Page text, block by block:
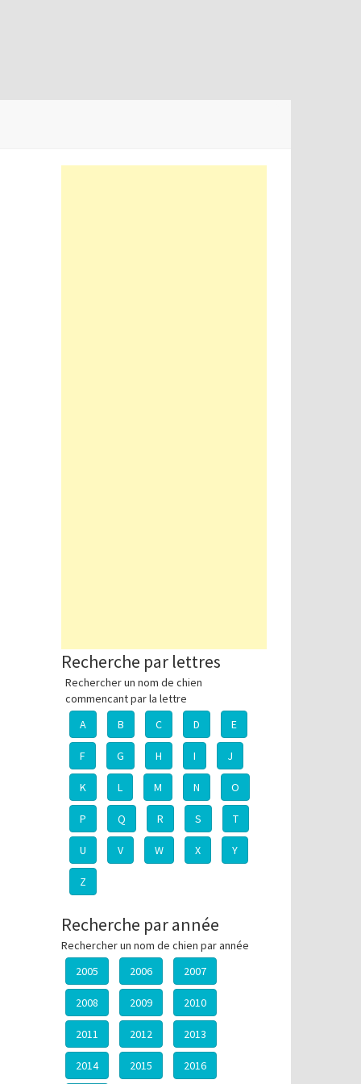
Recherche par lettres
Rechercher un nom de chien
commencant par la lettre
A
B C D E
F G H I J
K L M N O
P Q R S T
U V W X Y
Z
Recherche par année
Rechercher un nom de chien par année
2005
2006 2007
2008 2009 2010
2011 2012 2013
2014 2015 2016